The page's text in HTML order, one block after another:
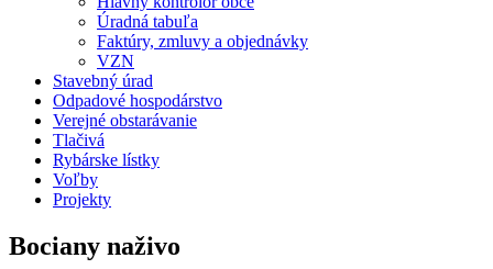
Úradná tabuľa
Faktúry, zmluvy a objednávky
VZN
Stavebný úrad
Odpadové hospodárstvo
Verejné obstarávanie
Tlačivá
Rybárske lístky
Voľby
Projekty
Bociany naživo